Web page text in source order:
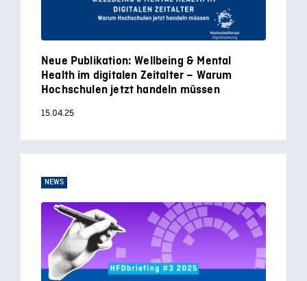
Neue Publikation: Wellbeing & Mental
Health im digitalen Zeitalter – Warum
Hochschulen jetzt handeln müssen
15.04.25
NEWS